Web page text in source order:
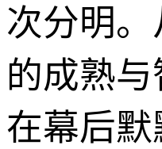
次分明
的成熟
在幕后